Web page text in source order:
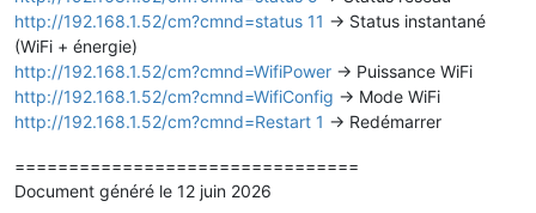
http://192.168.1.52/cm?cmnd=status 11 -> Status instantané
(WiFi + énergie)
http://192.168.1.52/cm?cmnd=WifiPower -> Puissance WiFi
http://192.168.1.52/cm?cmnd=WifiConfig -> Mode WiFi
http://192.168.1.52/cm?cmnd=Restart 1 -> Redémarrer
================================
Document généré le 12 juin 2026